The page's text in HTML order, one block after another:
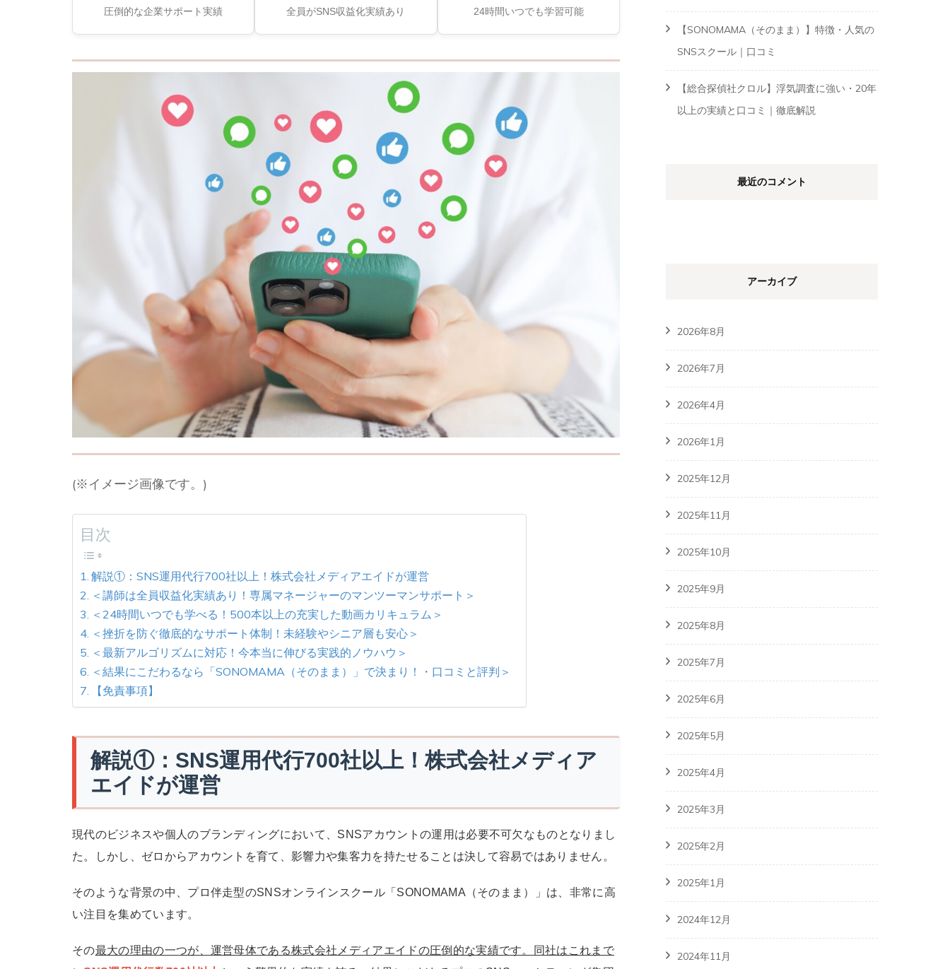
圧倒的な企業サポート実績 全員がSNS収益化実績あり 24時間いつでも学習可能
(※イメージ画像です。)
目次
解説①：SNS運用代行700社以上！株式会社メディアエイドが運営
＜講師は全員収益化実績あり！専属マネージャーのマンツーマンサポート＞
＜24時間いつでも学べる！500本以上の充実した動画カリキュラム＞
＜挫折を防ぐ徹底的なサポート体制！未経験やシニア層も安心＞
＜最新アルゴリズムに対応！今本当に伸びる実践的ノウハウ＞
＜結果にこだわるなら「SONOMAMA（そのまま）」で決まり！・口コミと評判＞
【免責事項】
解説①：SNS運用代行700社以上！株式会社メディア
エイドが運営
現代のビジネスや個人のブランディングにおいて、SNSアカウントの運用は必要不可欠なものとなりまし
た。しかし、ゼロからアカウントを育て、影響力や集客力を持たせることは決して容易ではありません。
そのような背景の中、プロ伴走型のSNSオンラインスクール「SONOMAMA（そのまま）」は、非常に高
い注目を集めています。
その最大の理由の一つが、運営母体である株式会社メディアエイドの圧倒的な実績です。同社はこれまで
【SONOMAMA（そのまま）】特徴・人気の
SNSスクール｜口コミ
【総合探偵社クロル】浮気調査に強い・20年
以上の実績と口コミ｜徹底解説
最近のコメント
アーカイブ
2026年8月
2026年7月
2026年4月
2026年1月
2025年12月
2025年11月
2025年10月
2025年9月
2025年8月
2025年7月
2025年6月
2025年5月
2025年4月
2025年3月
2025年2月
2025年1月
2024年12月
2024年11月